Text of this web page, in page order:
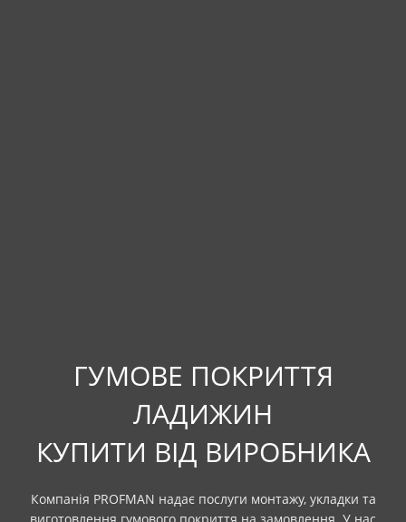
ГУМОВЕ ПОКРИТТЯ
ЛАДИЖИН
КУПИТИ ВІД ВИРОБНИКА
Компанія PROFMAN надає послуги монтажу, укладки та
виготовлення гумового покриття на замовлення. У нас